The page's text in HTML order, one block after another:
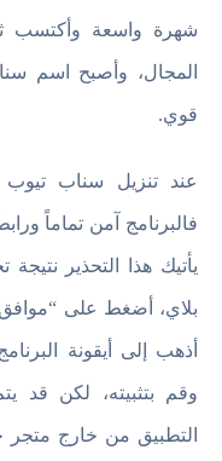
شهرة واسعة وأكتسب
المجال، وأصبح اسم
قوي.
عند تنزيل سناب تيوب
فالبرنامج آمن تماماً
يأتيك هذا التحذير
وقم بتثبيته، لكن قد
التطبيق من خارج